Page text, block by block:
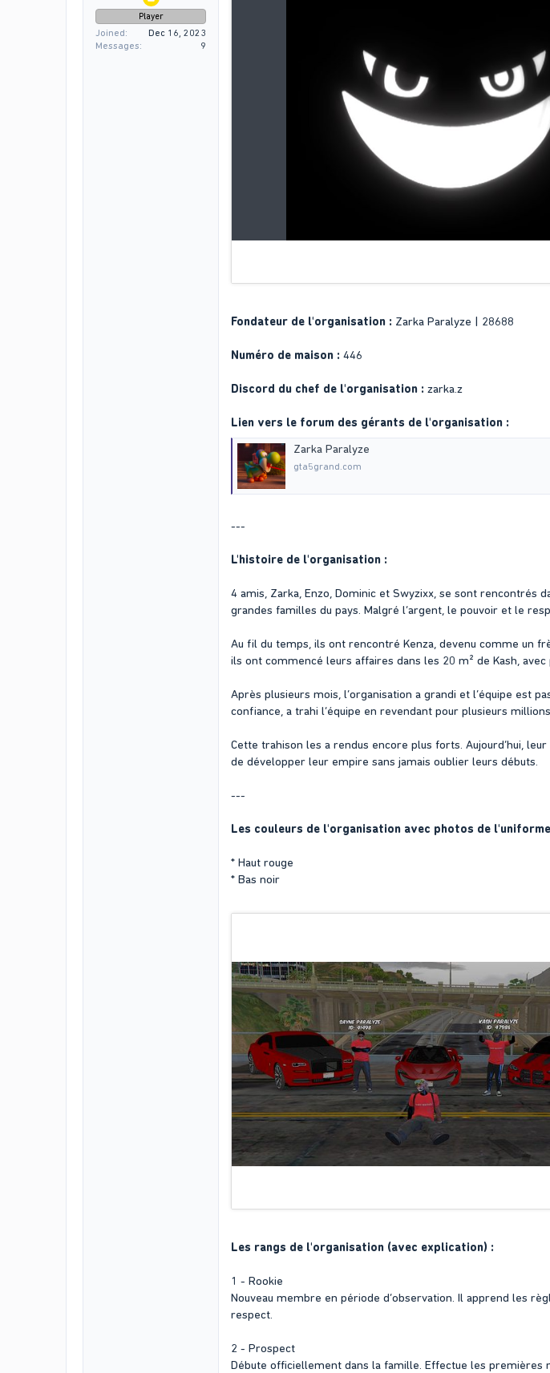
Player
Joined
Dec 16, 2023
Messages
9
Fondateur de l'organisation : Zarka Paralyze | 28688
Numéro de maison : 446
Discord du chef de l'organisation : zarka.z
Lien vers le forum des gérants de l'organisation :
Zarka Paralyze
gta5grand.com
---
L'histoire de l'organisation :
4 amis, Zarka, Enzo, Dominic et Swyzixx, se sont rencontrés
grandes familles du pays. Malgré l’argent, le pouvoir et le
Au fil du temps, ils ont rencontré Kenza, devenu comme un
ils ont commencé leurs affaires dans les 20 m² de Kash,
Après plusieurs mois, l’organisation a grandi et l’équipe est
confiance, a trahi l’équipe en revendant pour plusieurs
Cette trahison les a rendus encore plus forts. Aujourd’hui,
de développer leur empire sans jamais oublier leurs débuts.
---
Les couleurs de l'organisation avec photos de
* Haut rouge
* Bas noir
Les rangs de l'organisation (avec explication) :
1 - Rookie
Nouveau membre en période d’observation. Il apprend les
respect.
2 - Prospect
Débute officiellement dans la famille. Effectue les premières